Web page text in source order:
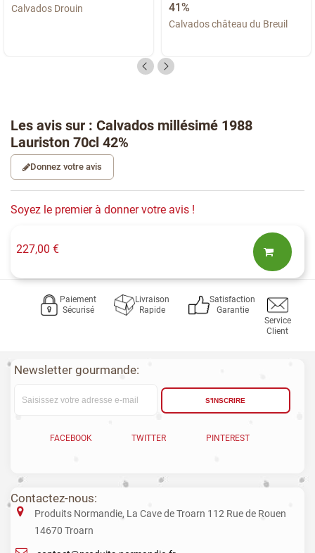
Calvados Drouin
41%
Calvados château du Breuil
Les avis sur : Calvados millésimé 1988
Lauriston 70cl 42%
Donnez votre avis
Soyez le premier à donner votre avis !
227,00 €
Paiement
Sécurisé
Livraison
Rapide
Satisfaction
Garantie
Service
Client
Newsletter gourmande:
S'INSCRIRE
FACEBOOK TWITTER PINTEREST
Contactez-nous:
Produits Normandie, La Cave de Troarn 112 Rue de Rouen
14670 Troarn